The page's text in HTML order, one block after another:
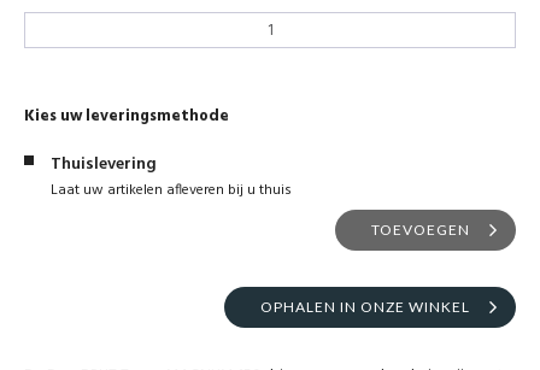
Kies uw leveringsmethode
Thuislevering
Laat uw artikelen afleveren bij u thuis
TOEVOEGEN
OPHALEN IN ONZE WINKEL